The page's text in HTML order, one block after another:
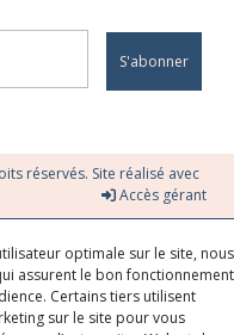
S'abonner
réservés. Site réalisé avec
Accès gérant
optimale sur le site, nous
assurent le bon fonctionnement
Certains tiers utilisent
sur le site pour vous